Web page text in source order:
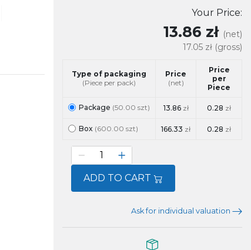
Your Price:
13.86 zł (net)
17.05 zł (gross)
Type of packaging
(Piece per pack)
Price
(net)
Price
per
Piece
Package (50.00 szt) 13.86 zł 0.28 zł
Box (600.00 szt) 166.33 zł 0.28 zł
ADD TO CART
Ask for individual valuation